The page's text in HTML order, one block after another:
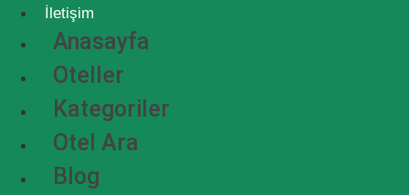
İletişim
Anasayfa
Oteller
Kategoriler
Otel Ara
Blog